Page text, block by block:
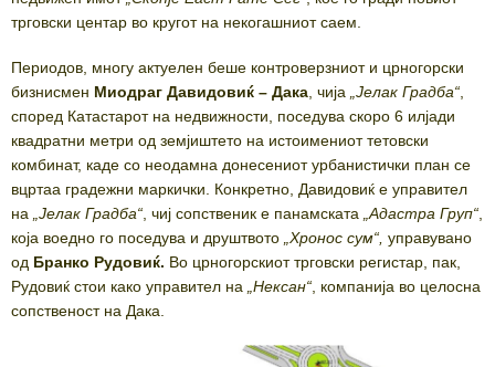
трговски центар во кругот на некогашниот саем.
Периодов, многу актуелен беше контроверзниот и црногорски
бизнисмен Миодраг Давидовиќ – Дака , чија Јелак Градба“
според Катастарот на недвижности, поседува скоро 6 илјади
квадратни метри од земјиштето на истоимениот тетовски
комбинат, каде со неодамна донесениот урбанистички план се
вцртаа градежни маркички. Конкретно, Давидовиќ е управител
на
Јелак Градба“ , чиј сопственик е панамската Адастра Груп“
која воедно го поседува и друштвото Хронос сум“ управувано
од Бранко Рудовиќ. Во црногорскиот трговски регистар, пак,
Рудовиќ стои како управител на
Нексан“ , компанија во целосна
сопственост на Дака.